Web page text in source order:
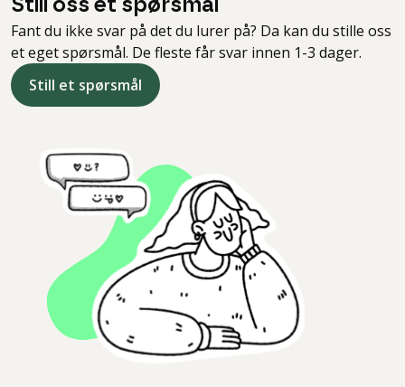
Still oss et spørsmål
Fant du ikke svar på det du lurer på? Da kan du stille oss
et eget spørsmål. De fleste får svar innen 1-3 dager.
Still et spørsmål